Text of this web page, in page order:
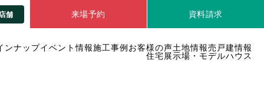
ンナップイベント情報施工事例 お客様の声土地情報売戸建情報
住宅展示場・モデルハウス
舗 来場予約 資料請求